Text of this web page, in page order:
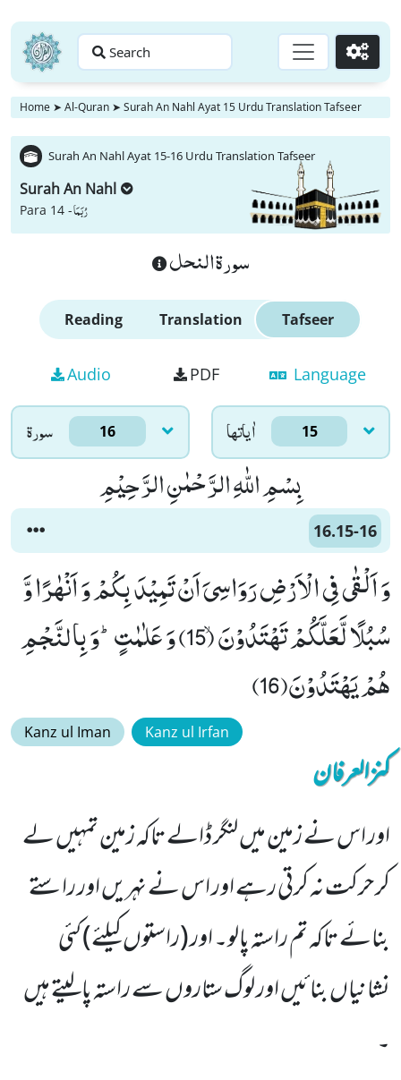
Search Go
Home ➤ Al-Quran ➤ Surah An Nahl Ayat 15 Urdu Translation Tafseer
Surah An Nahl Ayat 15-16 Urdu Translation Tafseer
Surah An Nahl
Para 14 -رُبَمَا
سورة النحل
Reading Translation Tafseer
Audio PDF Language
سورۃ 16 اٰياتها 15
بِسْمِ اللّٰهِ الرَّحْمٰنِ الرَّحِیْمِ
16.15-16
وَ اَلْقٰى فِی الْاَرْضِ رَوَاسِیَ اَنْ تَمِیْدَ بِكُمْ وَ اَنْهٰرًا وَّ
سُبُلًا لَّعَلَّكُمْ تَهْتَدُوْنَۙ (15) وَ عَلٰمٰتٍؕ-وَ بِالنَّجْمِ
هُمْ یَهْتَدُوْنَ(16)
Kanz ul Iman Kanz ul Irfan
کنزالعرفان
اور اس نے زمین میں لنگر ڈالے تاکہ زمین تمہیں لے
کر حرکت نہ کرتی رہے اور اس نے نہریں اور راستے
بنائے تاکہ تم راستہ پالو۔ اور (راستوں کیلئے) کئی
نشانیاں بنائیں اور لوگ ستاروں سے راستہ پالیتے ہیں
۔